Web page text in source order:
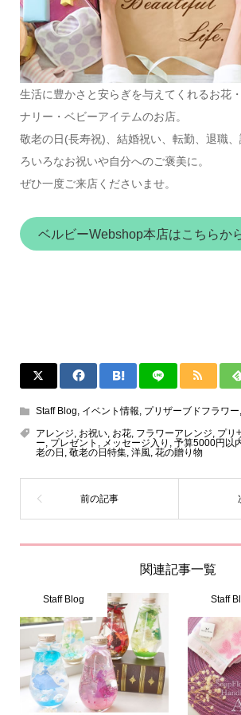
生活に豊かさと安らぎを与えてくれるお花
ナリー・ベビーアイテムのお店。
敬老の日(長寿祝)、結婚祝い、転勤、退職
ろいろなお祝いや自分へのご褒美に。
ぜひ一度ご来店くださいませ。
ベルビーWebshop本店はこちらか
Staff Blog, イベント情報, プリザーブドフラワー,
アレンジ, お祝い, お花, フラワーアレンジ, プリ
ー, プレゼント , メッセージ入り , 予算5000円以
老の日 , 敬老の日特集, 洋風, 花の贈り物
関連記事一覧
Staff Blog Staff